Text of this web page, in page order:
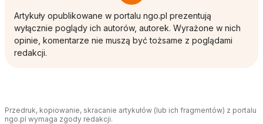
Artykuły opublikowane w portalu ngo.pl prezentują
wyłącznie poglądy ich autorów, autorek. Wyrażone w nich
opinie, komentarze nie muszą być tożsame z poglądami
redakcji.
Przedruk, kopiowanie, skracanie artykułów (lub ich fragmentów) z portalu
ngo.pl wymaga zgody redakcji.